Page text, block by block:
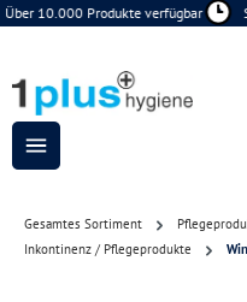
Zum Hauptinhalt springen
Über 10.000 Produkte verfügbar
Gesamtes Sortiment
Inkontinenz / Pflegeprodukte